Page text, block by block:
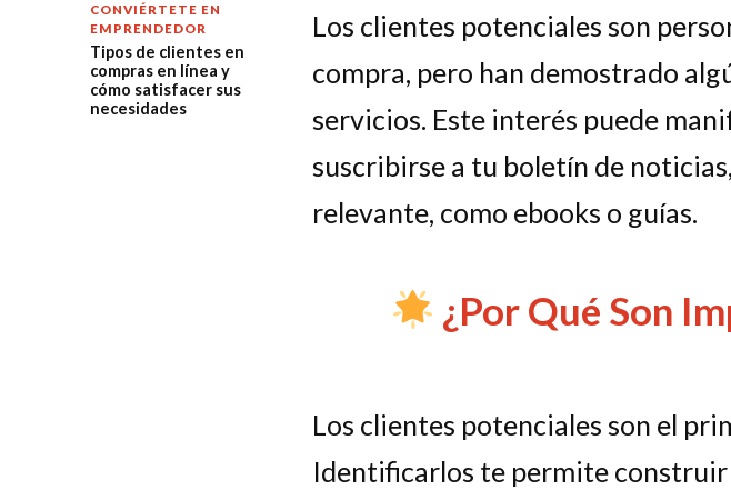
CONVIÉRTETE EN
EMPRENDEDOR
Tipos de clientes en
compras en línea y
cómo satisfacer sus
necesidades
Los clientes potenciales son
compra, pero han demostrado
servicios. Este interés puede
suscribirse a tu boletín de
relevante, como ebooks o guías.
¿Por Qué Son
Los clientes potenciales son el
Identificarlos te permite